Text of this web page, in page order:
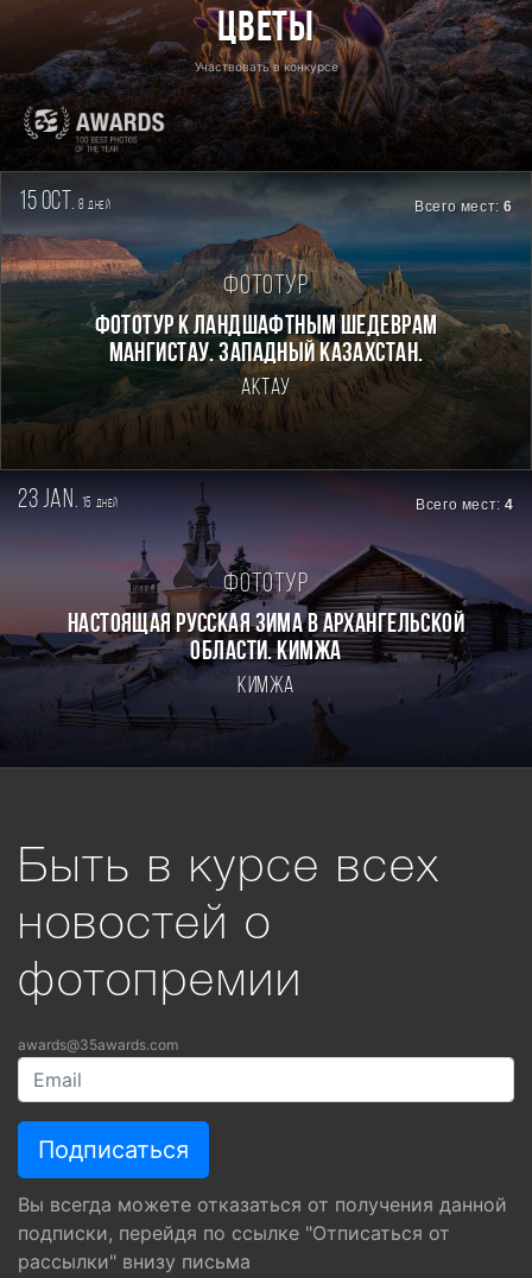
Цветы
Участвовать в конкурсе
15 oct. 8дней Всего мест:6
Фототур
Фототур к ландшафтным шедеврам
Мангистау. Западный Казахстан.
Актау
23 jan. 15 дней Всего мест:4
Фототур
Настоящая Русская зима в Архангельской
области. Кимжа
Кимжа
Быть в курсе всех
новостей о
фотопремии
awards@35awards.com
Вы всегда можете отказаться от получения данной
подписки, перейдя по ссылке "Отписаться от
рассылки" внизу письма